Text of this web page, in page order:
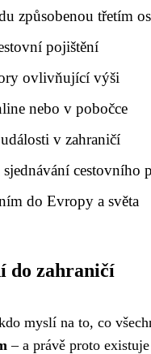
způsobenou třetím
pojištění
ovlivňující výši
nebo v pobočce
v zahraničí
cestovního
do Evropy a světa
do zahraničí
myslí na to, co
– a právě proto